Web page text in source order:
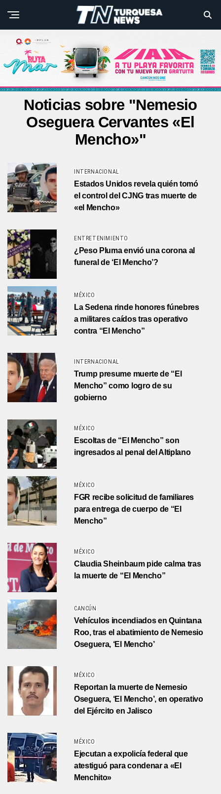
Noticias sobre "Nemesio
Oseguera Cervantes «El
Mencho»"
INTERNACIONAL
Estados Unidos revela quién tomó
el control del CJNG tras muerte de
«el Mencho»
ENTRETENIMIENTO
¿Peso Pluma envió una corona al
funeral de ‘El Mencho’?
MÉXICO
La Sedena rinde honores fúnebres
a militares caídos tras operativo
contra “El Mencho”
INTERNACIONAL
Trump presume muerte de “El
Mencho” como logro de su
gobierno
MÉXICO
Escoltas de “El Mencho” son
ingresados al penal del Altiplano
MÉXICO
FGR recibe solicitud de familiares
para entrega de cuerpo de “El
Mencho”
MÉXICO
Claudia Sheinbaum pide calma tras
la muerte de “El Mencho”
CANCÚN
Vehículos incendiados en Quintana
Roo, tras el abatimiento de Nemesio
Oseguera, ‘El Mencho’
MÉXICO
Reportan la muerte de Nemesio
Oseguera, ‘El Mencho’, en operativo
del Ejército en Jalisco
MÉXICO
Ejecutan a expolicía federal que
atestiguó para condenar a «El
Menchito»